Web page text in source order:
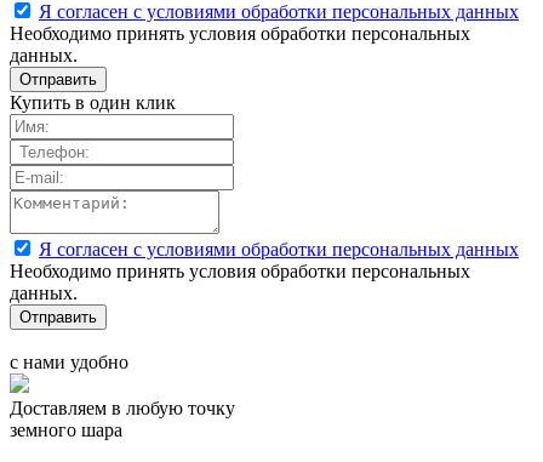
Я согласен с условиями обработки персональных данных
Необходимо принять условия обработки персональных
данных.
Купить в один клик
Я согласен с условиями обработки персональных данных
Необходимо принять условия обработки персональных
данных.
с нами удобно
Доставляем в любую точку
земного шара